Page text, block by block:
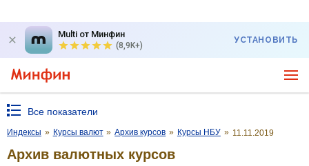
Multi от Минфин
(8,9K+)
УСТАНОВИТЬ
Все показатели
Индексы » Курсы валют » Архив курсов » Курсы НБУ » 11.11.2019
Архив валютных курсов